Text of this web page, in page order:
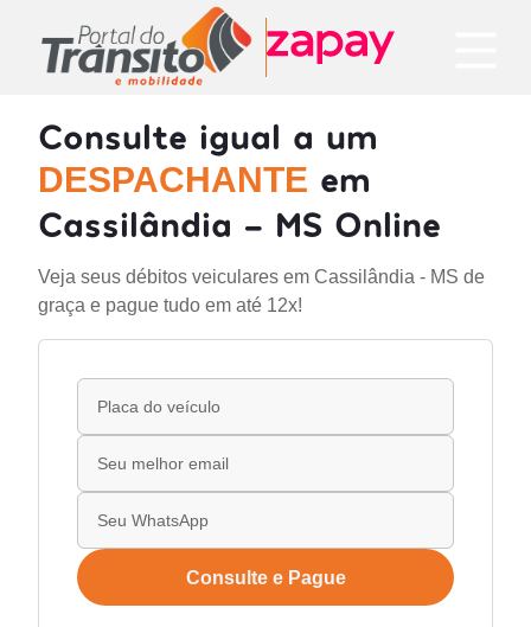
Consulte igual a um
DESPACHANTE em
Cassilândia - MS Online
Veja seus débitos veiculares em Cassilândia - MS de
graça e pague tudo em até 12x!
Consulte e Pague